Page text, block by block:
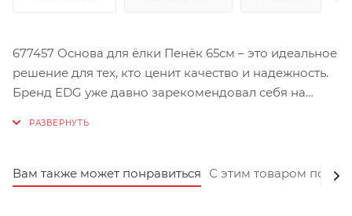
677457 Основа для ёлки Пенёк 65см – это идеальное
решение для тех, кто ценит качество и надежность.
Бренд EDG уже давно зарекомендовал себя на
любого помещения.
Вам также может понравиться С этим товаром